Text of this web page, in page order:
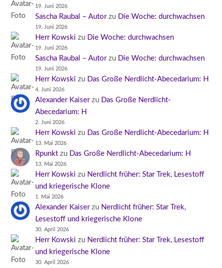
19. Juni 2026
Sascha Raubal – Autorzu Die Woche: durchwachsen
19. Juni 2026
Herr Kowski zu Die Woche: durchwachsen
19. Juni 2026
Sascha Raubal – Autorzu Die Woche: durchwachsen
19. Juni 2026
Herr Kowski zu Das Große Nerdlicht-Abecedarium: H
4. Juni 2026
Alexander Kaiserzu Das Große Nerdlicht-
Abecedarium: H
2. Juni 2026
Herr Kowski zu Das Große Nerdlicht-Abecedarium: H
13. Mai 2026
Rpunkt zu Das Große Nerdlicht-Abecedarium: H
13. Mai 2026
Herr Kowski zu Nerdlicht früher: Star Trek, Lesestoff
und kriegerische Klone
1. Mai 2026
Alexander Kaiserzu Nerdlicht früher: Star Trek,
Lesestoff und kriegerische Klone
30. April 2026
Herr Kowski zu Nerdlicht früher: Star Trek, Lesestoff
und kriegerische Klone
30. April 2026